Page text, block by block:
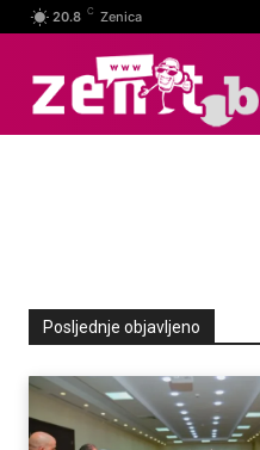
20.8 C Zenica
Posljednje objavljeno